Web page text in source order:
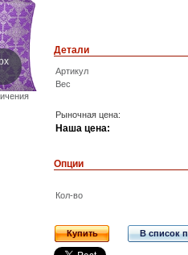
Детали
Артикул
Вес
Рыночная цена:
Наша цена:
Опции
Кол-во
Купить В список